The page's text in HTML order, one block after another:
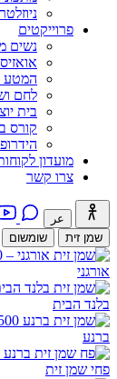
ניוזלטר
פרוייקטים
נשים
המטע
לחם
בית
קורס
מועדון
צרו קשר
عر
שמן זית
שומשום
אורגני
בלנד הבית
ברנע
פחי שמן זית